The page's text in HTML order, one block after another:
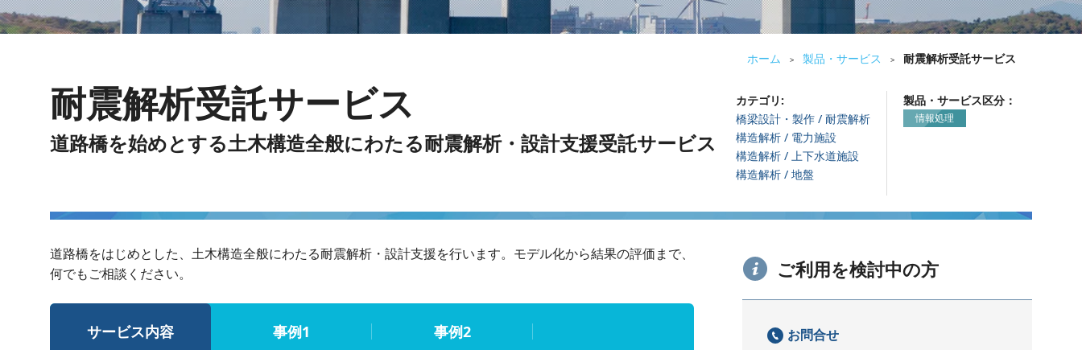
ホーム > 製品・サービス > 耐震解析受託サービス
耐震解析受託サービス
道路橋を始めとする土木構造全般にわたる耐震解析・設計支援受託サービス
カテゴリ:
橋梁設計・製作 / 耐震解析
構造解析 / 電力施設
構造解析 / 上下水道施設
構造解析 / 地盤
製品・サービス区分：
情報処理
道路橋をはじめとした、土木構造全般にわたる耐震解析・設計支援を行います。モデル化から結果の評価まで、
何でもご相談ください。
サービス内容 事例1 事例2
ご利用を検討中の方
お問合せ